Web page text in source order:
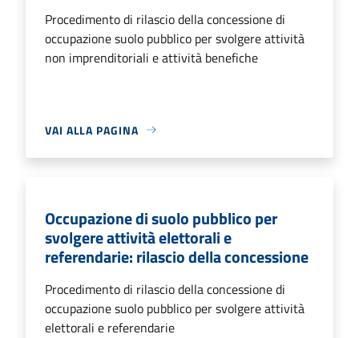
Procedimento di rilascio della concessione di
occupazione suolo pubblico per svolgere attività
non imprenditoriali e attività benefiche
VAI ALLA PAGINA
Occupazione di suolo pubblico per
svolgere attività elettorali e
referendarie: rilascio della concessione
Procedimento di rilascio della concessione di
occupazione suolo pubblico per svolgere attività
elettorali e referendarie